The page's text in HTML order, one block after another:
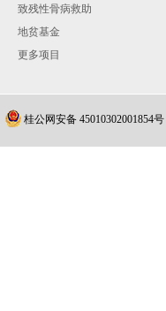
致残性骨病救助
地贫基金
更多项目
桂公网安备 45010302001854号